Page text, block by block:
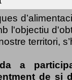
l'objectiu
territori,
a
de si